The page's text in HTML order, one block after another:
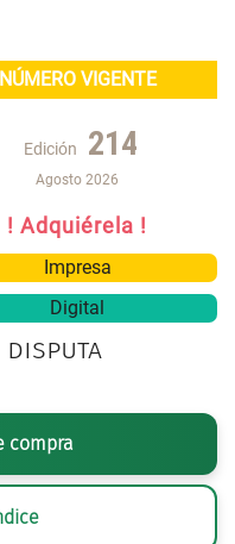
NÚMERO VIGENTE
Edición 214
Agosto 2026
! Adquiérela !
Impresa
Digital
disputa
compra